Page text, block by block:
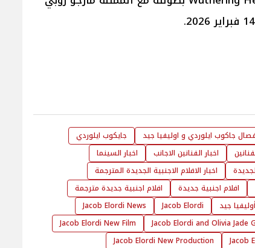
جاكوب ايلوردي و اوليفيا جيد
جايكوب ايلوردي
اخبار الفنانين الاجانب
اخبار السينما
اخبار الافلام الاجنبية الجديدة المترجمة
افلام اجنبية جديدة
افلام اجنبية جديدة مترجمة
جيد
Jacob Elordi
Jacob Elordi News
Jacob Elordi and Olivia Jade
Jacob Elordi New Film
Jacob
Jacob Elordi New Production